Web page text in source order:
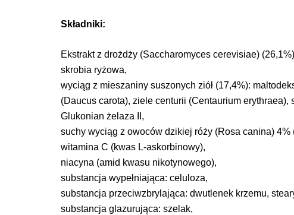
Składniki:
Ekstrakt z drożdży (Saccharomyces cerevisiae)
skrobia ryżowa,
wyciąg z mieszaniny suszonych ziół (17,4%):
(Daucus carota), ziele centurii (Centaurium
Glukonian żelaza II,
suchy wyciąg z owoców dzikiej róży (Rosa canina)
witamina C (kwas L-askorbinowy),
niacyna (amid kwasu nikotynowego),
substancja wypełniająca: celuloza,
substancja przeciwzbrylająca: dwutlenek krzemu,
substancja glazurująca: szelak,